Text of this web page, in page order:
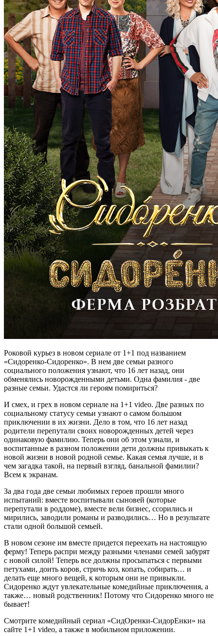
Роковой курьез в новом сериале от 1+1 под названием
«Сидоренко-Сидоренко». В нем две семьи разного
социального положения узнают, что 16 лет назад, они
обменялись новорожденными детьми. Одна фамилия - две
разные семьи. Удастся ли героям помириться?
И смех, и грех в новом сериале на 1+1 video. Две разных по
социальному статусу семьи узнают о самом большом
приключении в их жизни. Дело в том, что 16 лет назад
родители перепутали своих новорожденных детей через
одинаковую фамилию. Теперь они об этом узнали, и
воспитанные в разном положении дети должны привыкать к
новой жизни в новой родной семье. Какая семья лучше, и в
чем загадка такой, на первый взгляд, банальной фамилии?
Всем к экранам.
За два года две семьи любимых героев прошли много
испытаний: вместе воспитывали сыновей (которые
перепутали в роддоме), вместе вели бизнес, ссорились и
мирились, заводили романы и разводились… Но в результате
стали одной большой семьей.
В новом сезоне им вместе придется переехать на настоящую
ферму! Теперь распри между разными членами семей забурят
с новой силой! Теперь все должны просыпаться с первыми
петухами, доить коров, стричь коз, копать, собирать… и
делать еще много вещей, к которым они не привыкли.
Сидоренко ждут увлекательные комедийные приключения, а
также… новый родственник! Потому что Сидоренко много не
бывает!
Смотрите комедийный сериал «СидОренки-СидорЕнки» на
сайте 1+1 video, а также в мобильном приложении.